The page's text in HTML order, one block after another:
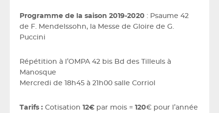
Programme de la saison 2019-2020 : Psaume 42
de F. Mendelssohn, la Messe de Gloire de G.
Puccini
Répétition à l’OMPA 42 bis Bd des Tilleuls à
Manosque
Mercredi de 18h45 à 21h00 salle Corriol
Tarifs : Cotisation 12€ par mois = 120€ pour l’année